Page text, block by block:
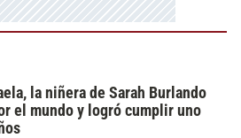
la niñera de Sarah Burlando
el mundo y logró cumplir uno